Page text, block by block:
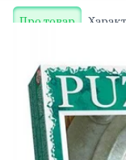
Про товар